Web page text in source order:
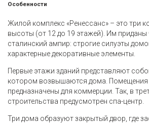
Особенности
Жилой комплекс «Ренессанс» – это три
высоты (от 12 до 19 этажей). Им приданы
сталинский ампир: строгие силуэты
характерные декоративные элементы.
Первые этажи зданий представляют
котором возвышаются дома. Помещения
предназначены для коммерции. Так, в
строительства предусмотрен спа-центр.
Три дома образуют закрытый двор, где